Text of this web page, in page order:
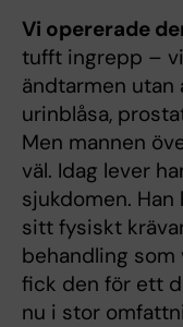
Vi opererade
tufft ingrepp –
ändtarmen utan
urinblåsa,
Men mannen
väl. Idag lever
sjukdomen.
sitt fysiskt
behandling som
fick den för ett
nu i stor